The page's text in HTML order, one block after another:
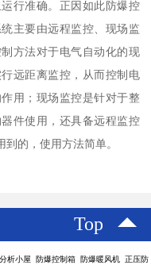
行准确。正因如此防爆控
主要由远程监控、现场监
方法对于电气自动化的现
远距离监控，从而控制电
用；现场监控是针对于整
件使用，还具备远程监控
的，使用方法简单。
Top
析小屋 防爆控制箱 防爆暖风机 正压防